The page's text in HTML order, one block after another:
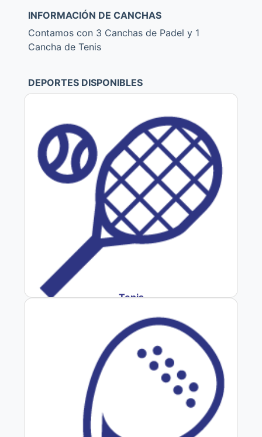
INFORMACIÓN DE CANCHAS
Contamos con 3 Canchas de Padel y 1
Cancha de Tenis
DEPORTES DISPONIBLES
Tenis